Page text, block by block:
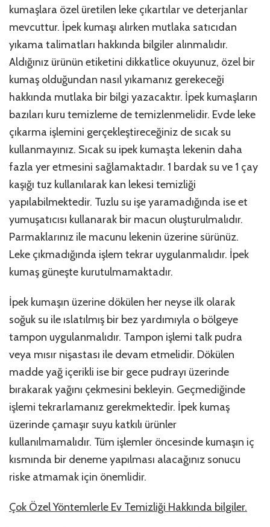
kumaşlara özel üretilen leke çıkartılar ve deterjanlar
mevcuttur. İpek kumaşı alırken mutlaka satıcıdan
yıkama talimatları hakkında bilgiler alınmalıdır.
Aldığınız ürünün etiketini dikkatlice okuyunuz, özel bir
kumaş olduğundan nasıl yıkamanız gerekeceği
hakkında mutlaka bir bilgi yazacaktır. İpek kumaşların
bazıları kuru temizleme de temizlenmelidir. Evde leke
çıkarma işlemini gerçekleştireceğiniz de sıcak su
kullanmayınız. Sıcak su ipek kumaşta lekenin daha
fazla yer etmesini sağlamaktadır. 1 bardak su ve 1 çay
kaşığı tuz kullanılarak kan lekesi temizliği
yapılabilmektedir. Tuzlu su işe yaramadığında ise et
yumuşatıcısı kullanarak bir macun oluşturulmalıdır.
Parmaklarınız ile macunu lekenin üzerine sürünüz.
Leke çıkmadığında işlem tekrar uygulanmalıdır. İpek
kumaş güneşte kurutulmamaktadır.
İpek kumaşın üzerine dökülen her neyse ilk olarak
soğuk su ile ıslatılmış bir bez yardımıyla o bölgeye
tampon uygulanmalıdır. Tampon işlemi talk pudra
veya mısır nişastası ile devam etmelidir. Dökülen
madde yağ içerikli ise bir gece pudrayı üzerinde
bırakarak yağını çekmesini bekleyin. Geçmediğinde
işlemi tekrarlamanız gerekmektedir. İpek kumaş
üzerinde çamaşır suyu katkılı ürünler
kullanılmamalıdır. Tüm işlemler öncesinde kumaşın iç
kısmında bir deneme yapılması alacağınız sonucu
riske atmamak için önemlidir.
Çok Özel Yöntemlerle Ev Temizliği Hakkında bilgiler.